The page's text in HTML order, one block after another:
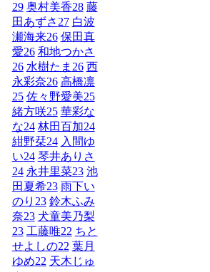
29 奥村美香28 藤
田あずさ27 白波
瀬海来26 保田真
愛26 和地つかさ
26 水樹たま 26 西
永彩奈26 高橋凛
25 佐々野愛美25
緒方咲25 華彩な
な24 林田百加24
紺野栞24 入間ゆ
い24 琴井ありさ
24 永井里菜23 池
田夏希23 雨下い
のり 23 鈴木ふみ
奈23 犬童美乃梨
23 工藤唯22 ちと
せよしの22 葉月
ゆめ22 天木じゅ